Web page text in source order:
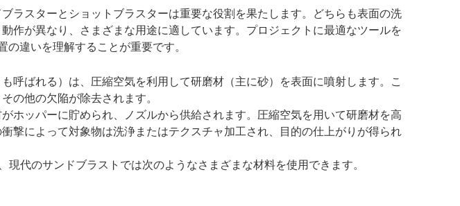
ラスターとショットブラスターは重要な役割を果たします。どちらも表面の洗
作が異なり、さまざまな用途に適しています。プロジェクトに最適なツールを
違いを理解することが重要です。
呼ばれる）は、圧縮空気を利用して研磨材（主に砂）を表面に噴射します。こ
の他の欠陥が除去されます。
ホッパーに貯められ、ノズルから供給されます。圧縮空気を用いて研磨材を高
撃によって対象物は洗浄またはテクスチャ加工され、目的の仕上がりが得られ
代のサンドブラストでは次のようなさまざまな材料を使用できます。